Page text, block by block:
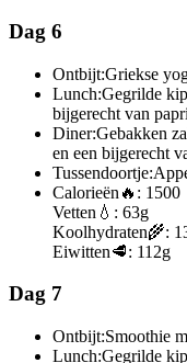
Dag 6
Ontbijt:Griekse
Lunch:Gegrilde
bijgerecht van
Diner:Gebakken
en een bijgerecht
Tussendoortje:
Calorieën 🔥: 1500
Vetten 💧: 63g
Koolhydraten🌾:
Eiwitten🥩: 112g
Dag 7
Ontbijt:Smoothie
Lunch:Gegrilde